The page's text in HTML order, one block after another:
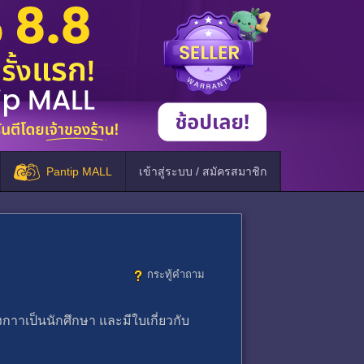
Pantip MALL เข้าสู่ระบบ / สมัครสมาชิก
กระทู้คำถาม
าาเป็นนักศึกษา และมีใบเกี่ยวกับ